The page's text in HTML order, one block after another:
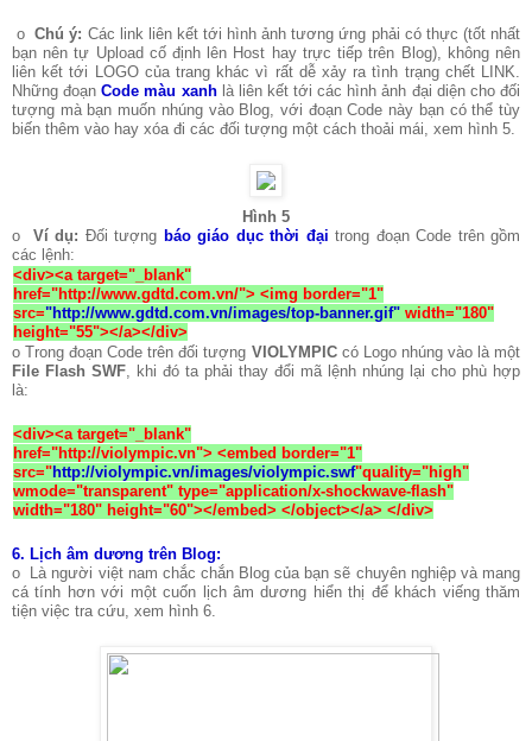
oChú ý: Các link liên kết tới hình ảnh tương ứng phải có thực (tốt nhất
bạn nên tự Upload cố định lên Host hay trực tiếp trên Blog), không nên
liên kết tới LOGO của trang khác vì rất dễ xảy ra tình trạng chết LINK.
Những đoạnCode màu xanh là liên kết tới các hình ảnh đại diện cho đối
tượng mà bạn muốn nhúng vào Blog, với đoạn Code này bạn có thể tùy
biến thêm vào hay xóa đi các đối tượng một cách thoải mái, xem hình 5.
Hình 5
o Ví dụ: Đối tượng báo giáo dục thời đạitrong đoạn Code trên gồm
các lệnh:
<div><a target="_blank"
href="http://www.gdtd.com.vn/"> <img border="1"
src="http://www.gdtd.com.vn/images/top-banner.gif" width="180"
height="55"></a></div>
o Trong đoạn Code trên đối tượng VIOLYMPICcó Logo nhúng vào là một
File Flash SWF , khi đó ta phải thay đổi mã lệnh nhúng lại cho phù hợp
là:
<div><a target="_blank"
href="http://violympic.vn"> <embed border="1"
src="http://violympic.vn/images/violympic.swf"quality="high"
wmode="transparent" type="application/x-shockwave-flash"
width="180" height="60"></embed> </object></a> </div>
6. Lịch âm dương trên Blog:
o Là người việt nam chắc chắn Blog của bạn sẽ chuyên nghiệp và mang
cá tính hơn với một cuốn lịch âm dương hiển thị để khách viếng thăm
tiện việc tra cứu, xem hình 6.